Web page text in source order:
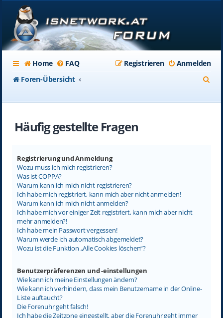
Home FAQ Anmelden
Registrieren
Foren-Übersicht
Häufig gestellte Fragen
Registrierung und Anmeldung
Wozu muss ich mich registrieren?
Was ist COPPA?
Warum kann ich mich nicht registrieren?
Ich habe mich registriert, kann mich aber nicht anmelden!
Warum kann ich mich nicht anmelden?
Ich habe mich vor einiger Zeit registriert, kann mich aber nicht
mehr anmelden?!
Ich habe mein Passwort vergessen!
Warum werde ich automatisch abgemeldet?
Wozu ist die Funktion „Alle Cookies löschen“?
Benutzerpräferenzen und -einstellungen
Wie kann ich meine Einstellungen ändern?
Wie kann ich verhindern, dass mein Benutzername in der Online-
Liste auftaucht?
Die Forenuhr geht falsch!
Ich habe die Zeitzone eingestellt, aber die Forenuhr geht immer